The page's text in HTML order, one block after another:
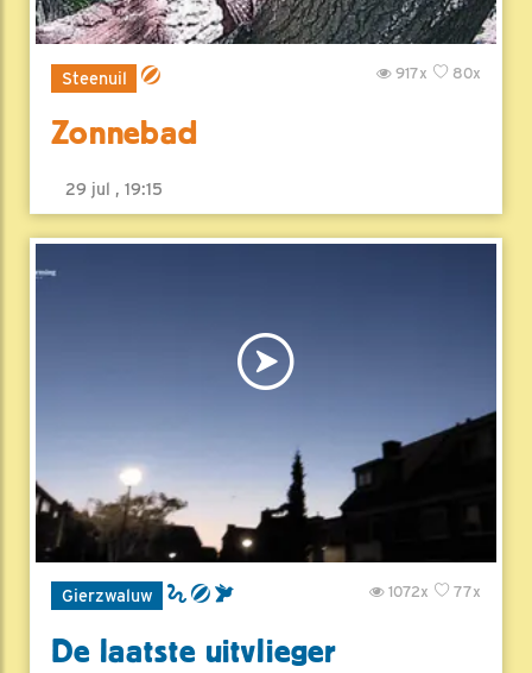
Steenuil 80x
917x
Zonnebad
29 jul , 19:15
Gierzwaluw 77x
1072x
De laatste uitvlieger